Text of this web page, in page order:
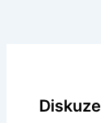
Diskuze